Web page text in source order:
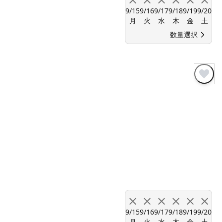
9/15
月
9/16
火
9/17
水
9/18
木
9/19
金
9/20
土
数量選択
9/159/169/179/189/199/20